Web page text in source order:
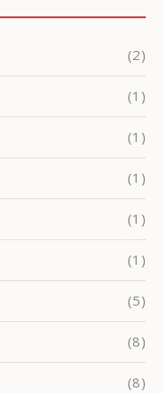
(2)
(1)
(1)
(1)
(1)
(1)
(5)
(8)
(8)